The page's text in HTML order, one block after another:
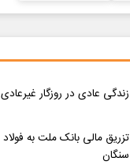
زندگی عادی در روزگار غیرعادی
تزریق مالی بانک ملت به فولاد
سنگان